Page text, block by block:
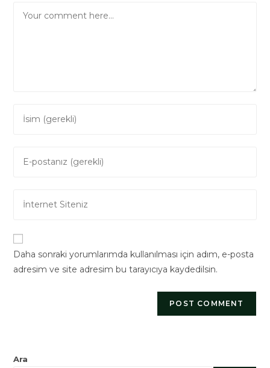
your
comment
your
address
your
URL
(optional)
Daha sonraki yorumlarımda kullanılması için adım, e-posta
adresim ve site adresim bu tarayıcıya kaydedilsin.
Ara